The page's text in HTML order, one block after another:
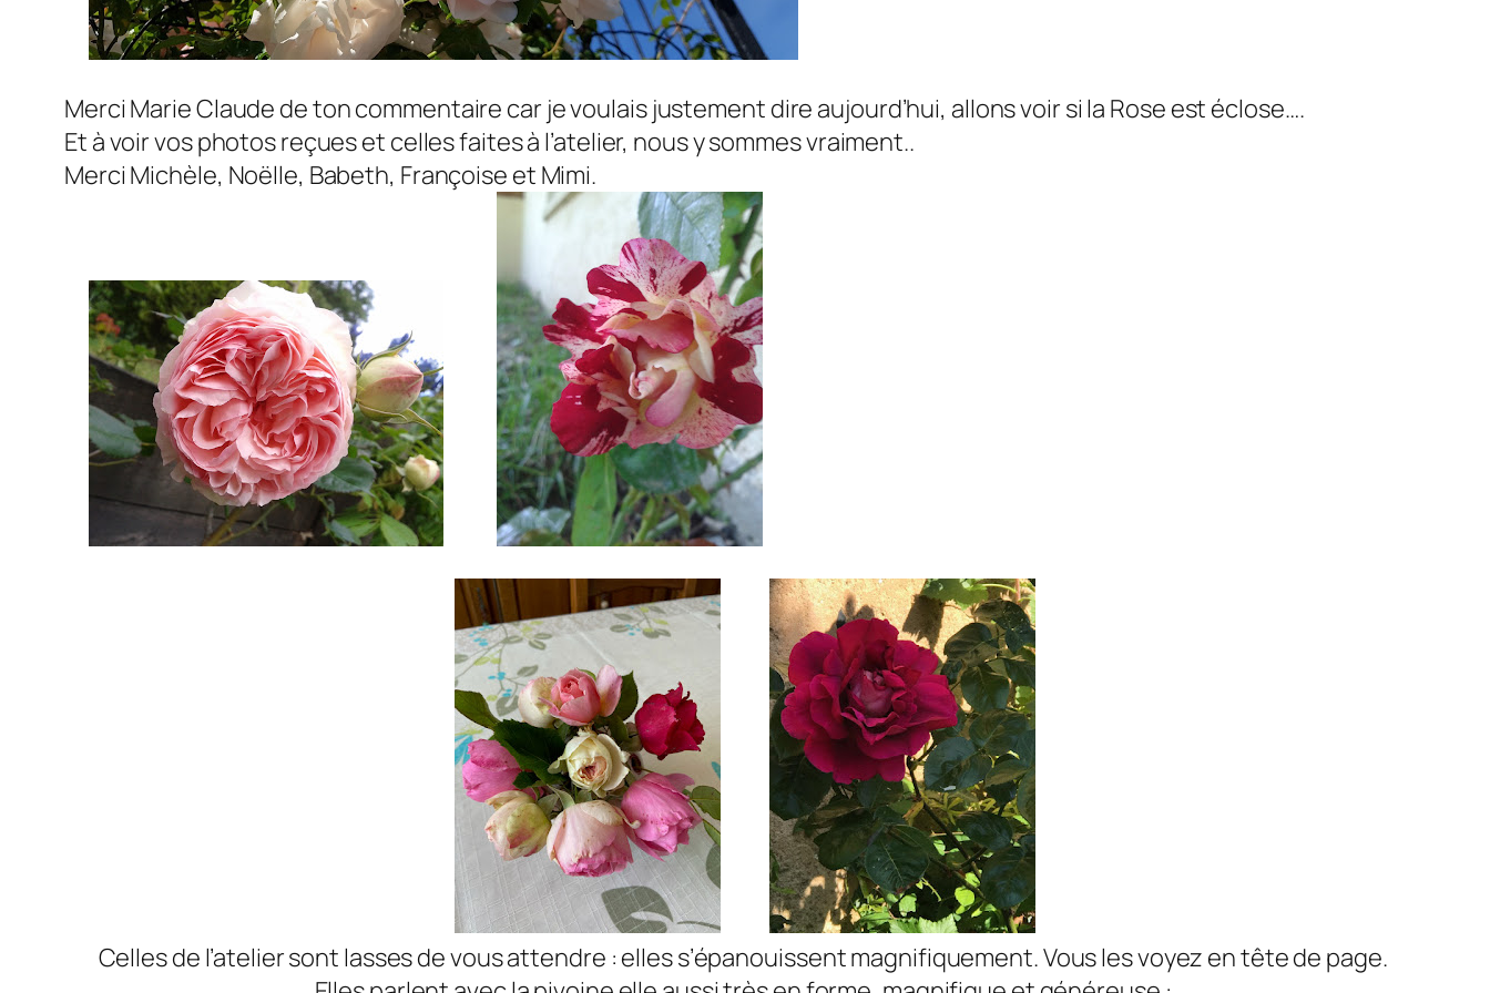
Merci Marie Claude de ton commentaire car je voulais justement dire aujourd’hui, allons voir si la Rose est éclose….
Et à voir vos photos reçues et celles faites à l’atelier, nous y sommes vraiment..
Merci Michèle, Noëlle, Babeth, Françoise et Mimi.
Celles de l’atelier sont lasses de vous attendre : elles s’épanouissent magnifiquement. Vous les voyez en tête de page.